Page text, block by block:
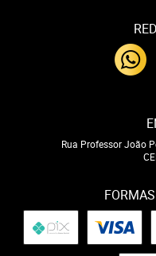
Rua Professor João